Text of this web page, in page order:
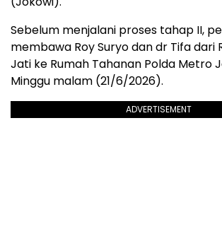
Sebelum menjalani proses tahap II,
membawa Roy Suryo dan dr Tifa dari
Jati ke Rumah Tahanan Polda Metro
Minggu malam (21/6/2026).
ADVERTISEMENT